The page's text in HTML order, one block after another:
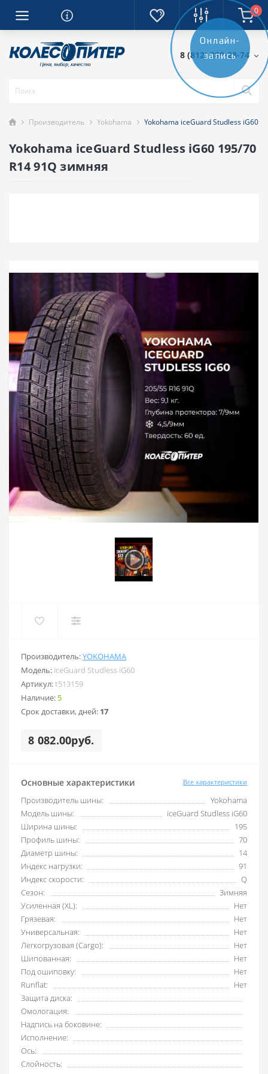
0
8 (812) 389-28-74
Производитель Yokohama Yokohama iceGuard Studless iG60
Yokohama iceGuard Studless iG60 195/70
R14 91Q зимняя
Производитель:YOKOHAMA
Модель: iceGuard Studless iG60
Артикул:t513159
Наличие: 5
Срок доставки, дней: 17
8 082.00руб.
Основные характеристики Все характеристики
Производитель шины:
Yokohama
Модель шины:
iceGuard Studless iG60
Ширина шины:
195
Профиль шины:
70
Диаметр шины:
14
Индекс нагрузки:
91
Индекс скорости:
Q
Сезон:
Зимняя
Усиленная (XL):
Нет
Грязевая:
Нет
Универсальная:
Нет
Легкогрузовая (Cargo):
Нет
Шипованная:
Нет
Под ошиповку:
Нет
Runflat:
Нет
Защита диска:
Омологация:
Надпись на боковине:
Исполнение:
Ось:
Слойность:
Онлайн-
запись